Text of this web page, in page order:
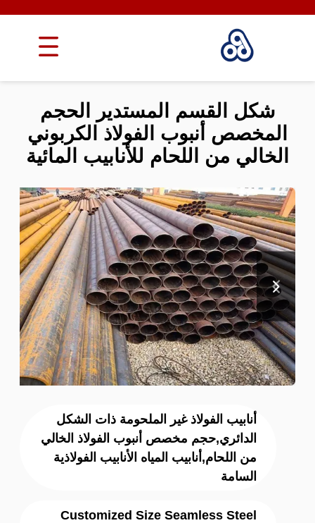
أنابيب الفولاذ غير الملحومة ذات الشكل
الدائري,حجم مخصص أنبوب الفولاذ الخالي
من اللحام,أنابيب المياه الأنابيب الفولاذية
السامة
Customized Size Seamless Steel
شكل القسم المستدير الحجم
المخصص أنبوب الفولاذ الكربوني
الخالي من اللحام للأنابيب المائية